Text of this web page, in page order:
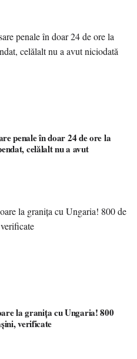
penale în doar 24 de ore la
celălalt nu a avut
la granița cu Ungaria! 800
verificate